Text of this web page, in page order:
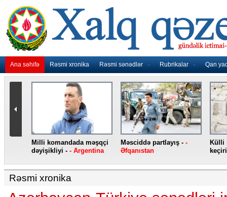
Ana səhifə Rəsmi xronika Rəsmi sənədlər Rubrikalar Qan
Milli komandada məşqçi
dəyişikliyi - - Argentina
Məsciddə partlayış - -
Əfqanıstan
Külli
Rəsmi xronika